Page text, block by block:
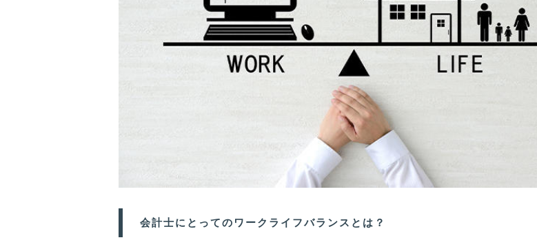
会計士にとってのワークライフバランスとは？